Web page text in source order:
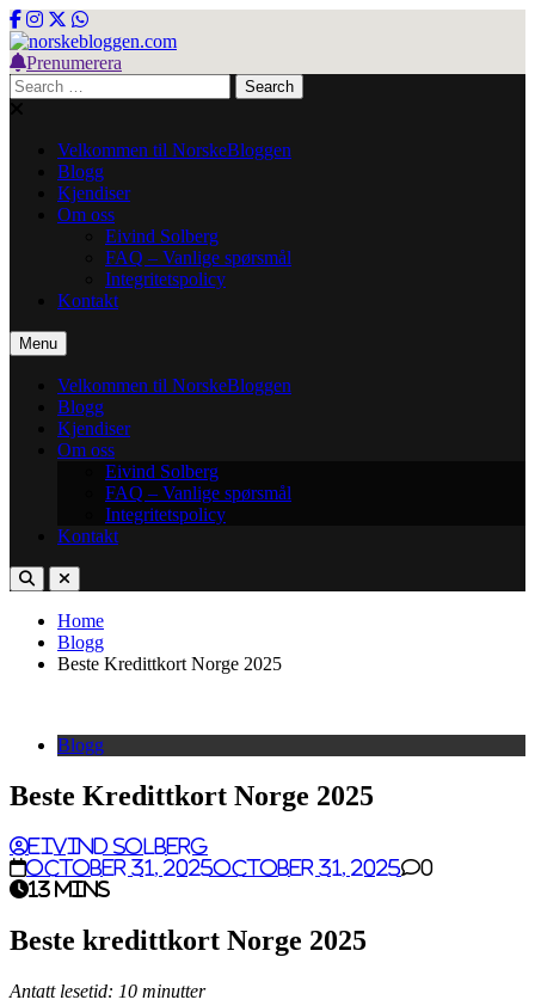
Skip
to
content
norskebloggen.com
Prenumerera
Search
for:
Velkommen til NorskeBloggen
Blogg
Kjendiser
Om oss
Eivind Solberg
FAQ – Vanlige spørsmål
Integritetspolicy
Kontakt
Menu
Velkommen til NorskeBloggen
Blogg
Kjendiser
Om oss
Eivind Solberg
FAQ – Vanlige spørsmål
Integritetspolicy
Kontakt
Home
Blogg
Beste Kredittkort Norge 2025
Blogg
Beste Kredittkort Norge 2025
Eivind Solberg
October 31, 2025October 31, 2025
0
13 mins
Beste kredittkort Norge 2025
Antatt lesetid: 10 minutter